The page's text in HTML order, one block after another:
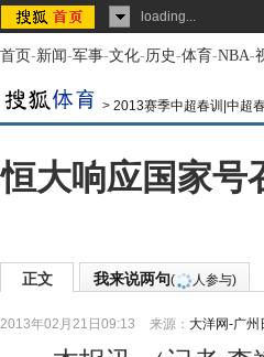
loading...
首页-新闻-军事-文化-历史-体育-NBA-
> 2013赛季中超春训|中超
恒大响应国家号
正文 我来说两句( 人参与)
2013年02月21日09:13 来源： 大洋网-广州